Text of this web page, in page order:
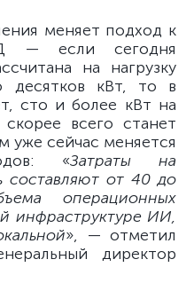
меняет подход к
— если сегодня
на нагрузку
десятков кВт, то в
сто и более кВт на
всего станет
сейчас меняется
«Затраты на
составляют от 40 до
операционных
инфраструктуре ИИ,
», — отметил
директор